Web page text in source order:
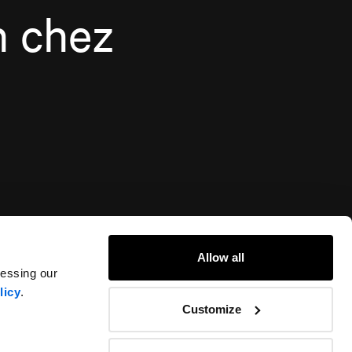
our
.
Allow all
Customize
chez